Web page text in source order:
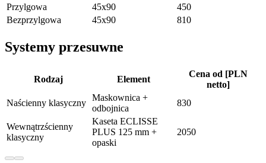
Przylgowa
45x90
450
Bezprzylgowa
45x90 810
Systemy przesuwne
Rodzaj Element
Cena od [PLN
netto]
Naścienny klasyczny
Maskownica +
odbojnica
830
Wewnątrzścienny
klasyczny
Kaseta ECLISSE
PLUS 125 mm +
opaski
2050